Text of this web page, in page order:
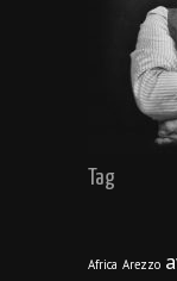
Tag
Africa Arezzo